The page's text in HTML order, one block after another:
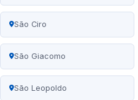
São Ciro
São Giacomo
São Leopoldo